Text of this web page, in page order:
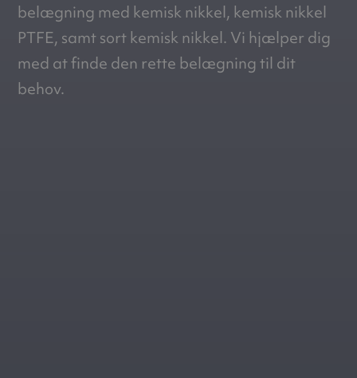
belægning med kemisk nikkel, kemisk nikkel
PTFE, samt sort kemisk nikkel. Vi hjælper dig
med at finde den rette belægning til dit
behov.